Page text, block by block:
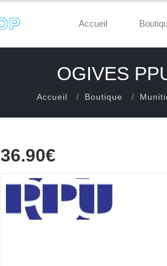
Accueil
OGIVES
Accueil Boutique
36.90€